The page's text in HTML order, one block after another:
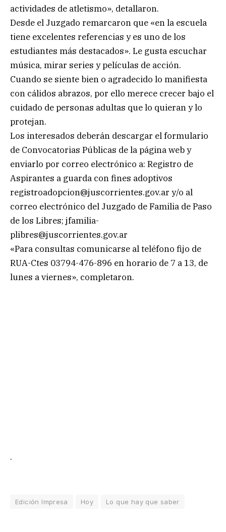
actividades de atletismo», detallaron.
Desde el Juzgado remarcaron que «en la escuela
tiene excelentes referencias y es uno de los
estudiantes más destacados». Le gusta escuchar
música, mirar series y películas de acción.
Cuando se siente bien o agradecido lo manifiesta
con cálidos abrazos, por ello merece crecer bajo el
cuidado de personas adultas que lo quieran y lo
protejan.
Los interesados deberán descargar el formulario
de Convocatorias Públicas de la página web y
enviarlo por correo electrónico a: Registro de
Aspirantes a guarda con fines adoptivos
registroadopcion@juscorrientes.gov.ar y/o al
correo electrónico del Juzgado de Familia de Paso
de los Libres; jfamilia-
plibres@juscorrientes.gov.ar
«Para consultas comunicarse al teléfono fijo de
RUA-Ctes 03794-476-896 en horario de 7 a 13, de
lunes a viernes», completaron.
.
Edición Impresa Hoy Lo que hay que saber